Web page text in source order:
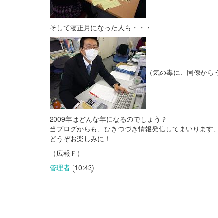
そして寝正月になった人も・・・
（気の毒に、同僚から
2009年はどんな年になるのでしょう？
当ブログからも、ひきつづき情報発信してまいります、
どうぞお楽しみに！
（広報Ｆ）
管理者 (10:43)